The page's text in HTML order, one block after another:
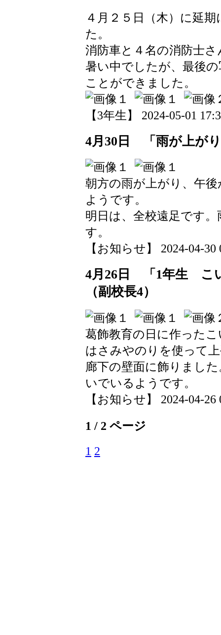
４月２５日（木）に延
た。
消防車と４名の消防士
暑い中でしたが、最後
ことができました。
【3年生】 2024-05-01
4月30日 「雨が上が
朝方の雨が上がり、午
ようです。
明日は、全校遠足です
す。
【お知らせ】 2024-04-30
4月26日 「1年生 こ
（副校長4）
葛飾教育の日に作った
はさみやのりを使って
廊下の壁面に飾りまし
いでいるようです。
【お知らせ】 2024-04-26
1 / 2 ページ
1 2